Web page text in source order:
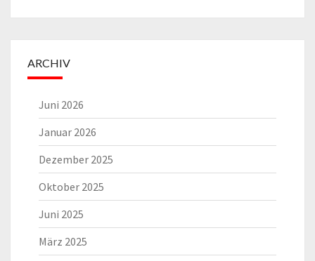
ARCHIV
Juni 2026
Januar 2026
Dezember 2025
Oktober 2025
Juni 2025
März 2025